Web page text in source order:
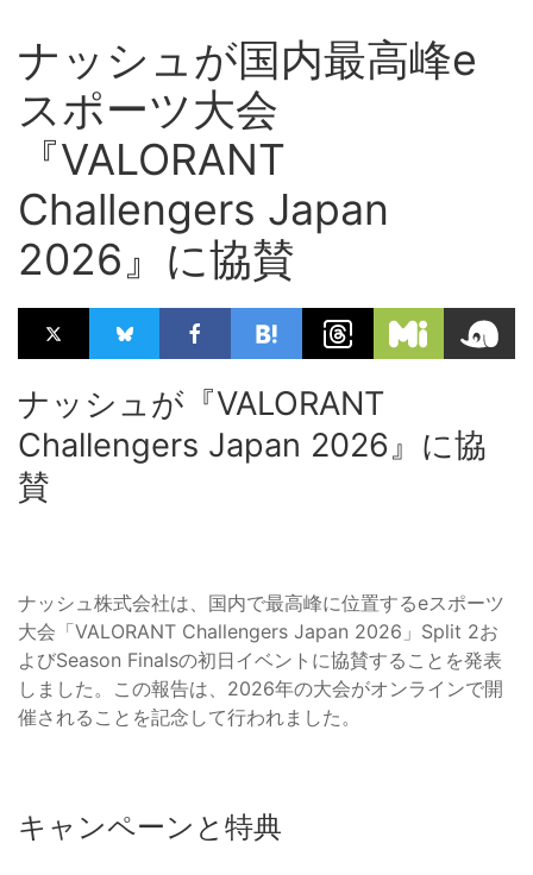
ナッシュが国内最高峰e
スポーツ大会
『VALORANT
Challengers Japan
2026』に協賛
ナッシュが『VALORANT
Challengers Japan 2026』に協
賛
ナッシュ株式会社は、国内で最高峰に位置するeスポーツ
大会「VALORANT Challengers Japan 2026」Split 2お
よびSeason Finalsの初日イベントに協賛することを発表
しました。この報告は、2026年の大会がオンラインで開
催されることを記念して行われました。
キャンペーンと特典